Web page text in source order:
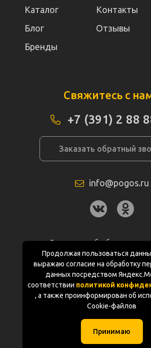
Продолжая пользоваться
выражаю согласие на обработку
данных посредством
соответствии политикой
, а также проинформирован об
Cookie-файлов
Принимаю
Каталог
Контакты
Блог
Отзывы
Бренды
Свяжитесь с
+7 (391) 2 88
Заказать обратный
info@pogos.ru
Согласие на обработку
данных
Политика
Документация
(с) «POGOS.ru» 2010-2026 (ИП